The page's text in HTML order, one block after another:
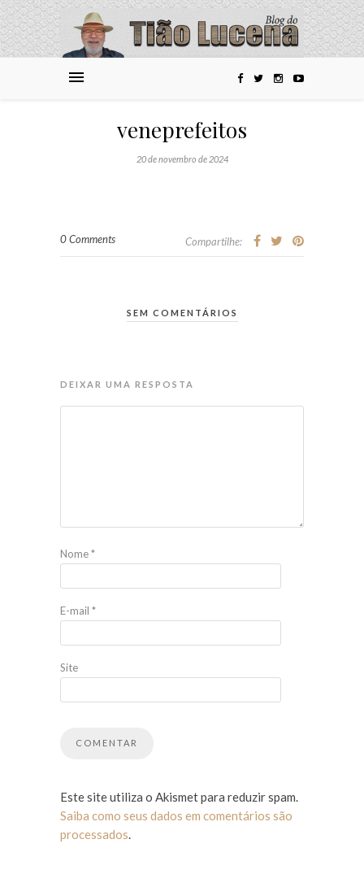
veneprefeitos
20 de novembro de 2024
0 Comments Compartilhe:
SEM COMENTÁRIOS
DEIXAR UMA RESPOSTA
Nome*
E-mail *
Site
Este site utiliza o Akismet para reduzir spam.
Saiba como seus dados em comentários são
processados.